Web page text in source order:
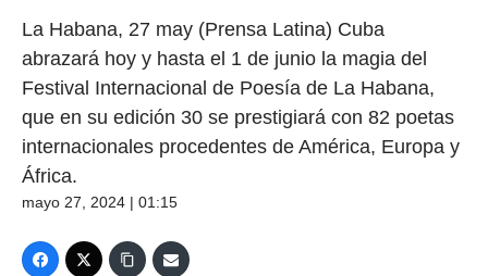
La Habana, 27 may (Prensa Latina) Cuba
abrazará hoy y hasta el 1 de junio la magia del
Festival Internacional de Poesía de La Habana,
que en su edición 30 se prestigiará con 82 poetas
internacionales procedentes de América, Europa y
África.
mayo 27, 2024 | 01:15